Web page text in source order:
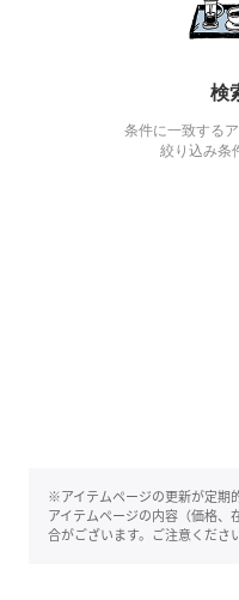
検
条件に一致する
絞り込み条
※アイテムページの更新が定期
アイテムページの内容（価格
合がございます。ご注意くださ